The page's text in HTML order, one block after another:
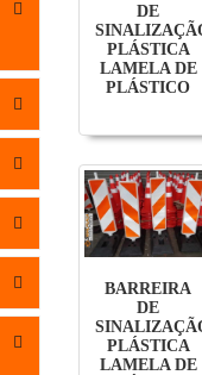
DE
PLÁSTICA
LAMELA DE
PLÁSTICO
BARREIRA
DE
PLÁSTICA
LAMELA DE